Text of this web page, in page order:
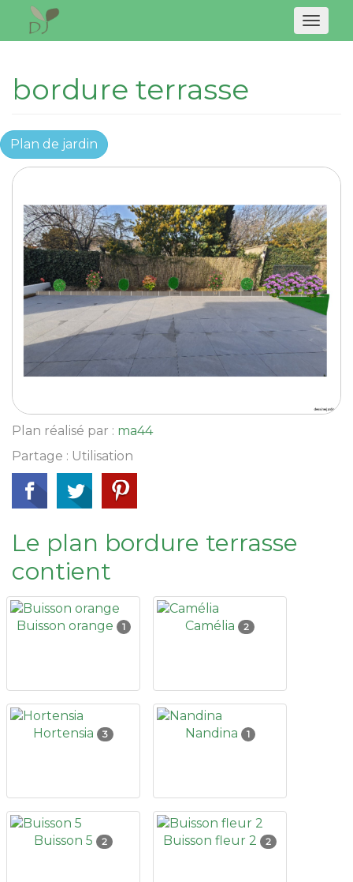
bordure terrasse
Plan de jardin
Plan réalisé par : ma44
Partage : Utilisation
Le plan bordure terrasse
contient
Buisson orange 1 Camélia 2
Hortensia 3 Nandina 1
Buisson 5 2 Buisson fleur 2 2